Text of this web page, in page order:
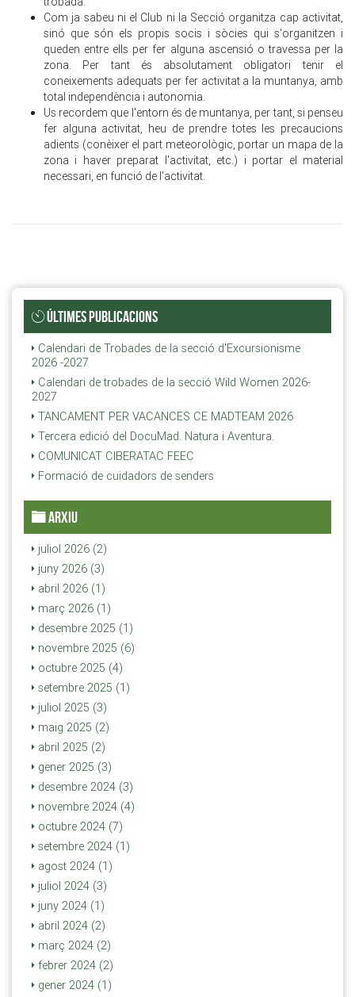
Com ja sabeu ni el Club ni la Secció organitza cap activitat,
sinó que són els propis socis i sòcies qui s'organitzen i
queden entre ells per fer alguna ascensió o travessa per la
zona. Per tant és absolutament obligatori tenir el
coneixements adequats per fer activitat a la muntanya, amb
total independència i autonomia.
Us recordem que l'entorn és de muntanya, per tant, si penseu
fer alguna activitat, heu de prendre totes les precaucions
adients (conèixer el part meteorològic, portar un mapa de la
zona i haver preparat l'activitat, etc.) i portar el material
necessari, en funció de l'activitat.
ÚLTIMES PUBLICACIONS
Calendari de Trobades de la secció d'Excursionisme
2026 -2027
Calendari de trobades de la secció Wild Women 2026-
2027
TANCAMENT PER VACANCES CE MADTEAM 2026
Tercera edició del DocuMad. Natura i Aventura.
COMUNICAT CIBERATAC FEEC
Formació de cuidadors de senders
ARXIU
juliol 2026 (2)
juny 2026 (3)
abril 2026 (1)
març 2026 (1)
desembre 2025 (1)
novembre 2025 (6)
octubre 2025 (4)
setembre 2025 (1)
juliol 2025 (3)
maig 2025 (2)
abril 2025 (2)
gener 2025 (3)
desembre 2024 (3)
novembre 2024 (4)
octubre 2024 (7)
setembre 2024 (1)
agost 2024 (1)
juliol 2024 (3)
juny 2024 (1)
abril 2024 (2)
març 2024 (2)
febrer 2024 (2)
gener 2024 (1)